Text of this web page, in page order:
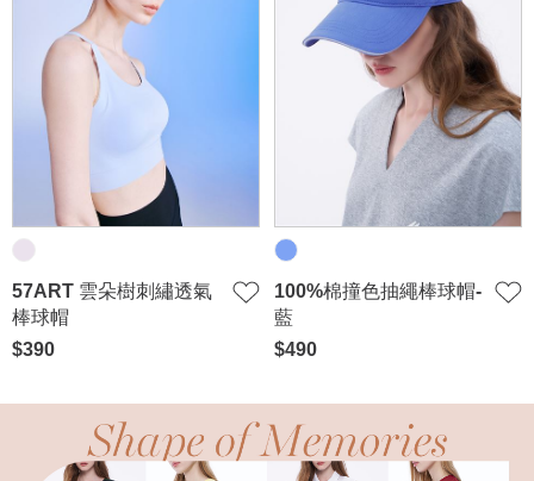
57ART 雲朵樹刺繡透氣
棒球帽
$390
100%棉撞色抽繩棒球帽-
藍
$490